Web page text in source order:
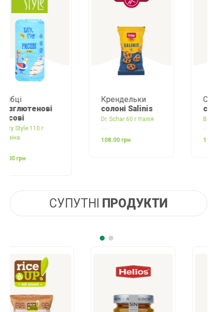
солоні Salinis
Соломка
сіллю
Balviten 80 г Польща
СУПУТНІ ПРОДУКТИ